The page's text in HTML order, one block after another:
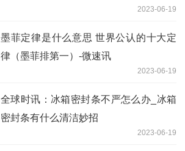
2023-06-19
墨菲定律是什么意思 世界公认的十大定
律（墨菲排第一）-微速讯
2023-06-19
全球时讯：冰箱密封条不严怎么办_冰箱
密封条有什么清洁妙招
2023-06-19